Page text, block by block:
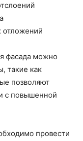
отложений
фасада можно
такие как
позволяют
с повышенной
провести